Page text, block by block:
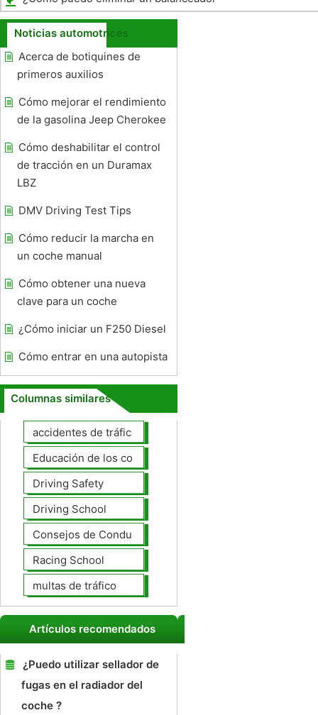
armónico VE30DE?
Noticias automotrices
Acerca de botiquines de
primeros auxilios
Cómo mejorar el rendimiento
de la gasolina Jeep Cherokee
Cómo deshabilitar el control
de tracción en un Duramax
LBZ
DMV Driving Test Tips
Cómo reducir la marcha en
un coche manual
Cómo obtener una nueva
clave para un coche
¿Cómo iniciar un F250 Diesel
Cómo entrar en una autopista
Columnas similares
accidentes de tráfico
Educación de los conductores
Driving Safety
Driving School
Consejos de Conducción
Racing School
multas de tráfico
Artículos recomendados
¿Puedo utilizar sellador de
fugas en el radiador del
coche ?